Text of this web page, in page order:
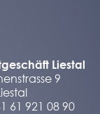
Liestal
9
61 921 08 90